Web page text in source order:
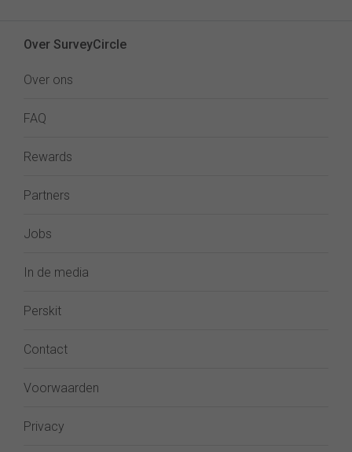
Over SurveyCircle
Over ons
FAQ
Rewards
Partners
Jobs
In de media
Perskit
Contact
Voorwaarden
Privacy